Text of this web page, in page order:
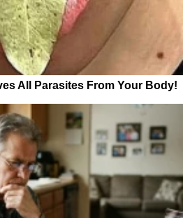
All Parasites From Your Body!